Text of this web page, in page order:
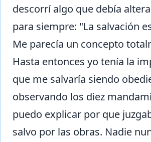
descorrí algo que debía
para siempre: "La salvación
Me parecía un concepto
Hasta entonces yo tenía la
que me salvaría siendo
observando los diez
puedo explicar por que
salvo por las obras. Nadie